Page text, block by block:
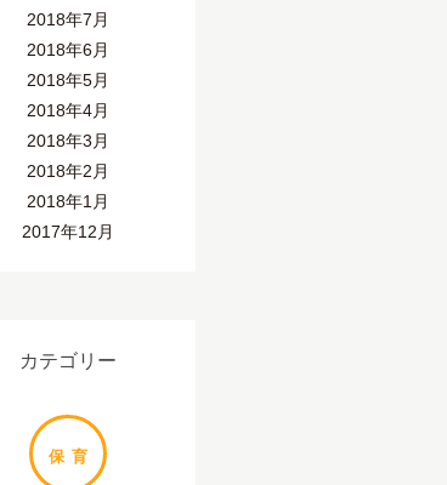
2018年7月
2018年6月
2018年5月
2018年4月
2018年3月
2018年2月
2018年1月
2017年12月
カテゴリー
保 育